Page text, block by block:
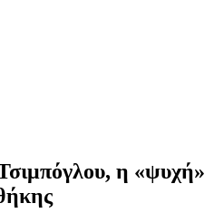
η «ψυχή»